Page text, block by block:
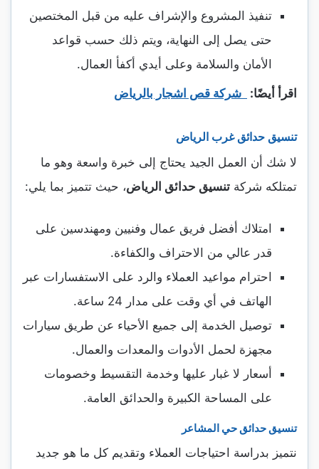
تنفيذ المشروع والإشراف عليه من قبل المختصين
حتى يصل إلى النهاية، ويتم ذلك حسب قواعد
الأمان والسلامة وعلى أيدي أكفأ العمال.
اقرأ أيضًا: شركة قص اشجار بالرياض
تنسيق حدائق غرب الرياض
لا شك أن العمل الجيد يحتاج إلى خبرة واسعة وهو ما
تمتلكه شركة تنسيق حدائق الرياض، حيث تتميز بما يلي:
امتلاك أفضل فريق عمال وفنيين ومهندسين على
قدر عالي من الاحتراف والكفاءة.
احترام مواعيد العملاء والرد على الاستفسارات عبر
الهاتف في أي وقت على مدار 24 ساعة.
توصيل الخدمة إلى جميع الأحياء عن طريق سيارات
مجهزة لحمل الأدوات والمعدات والعمال.
أسعار لا غبار عليها وخدمة التقسيط وخصومات
على المساحة الكبيرة والحدائق العامة.
تنسيق حدائق حي المشاعر
نتميز بدراسة احتياجات العملاء وتقديم كل ما هو جديد